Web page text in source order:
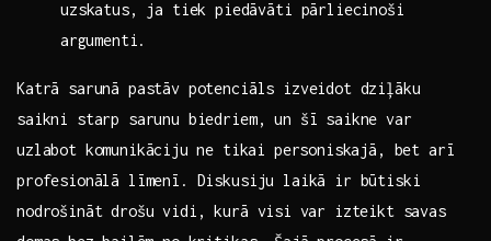
uzskatus, ja tiek piedāvāti pārliecinoši
⁤argumenti.
Katrā sarunā pastāv potenciāls izveidot dziļāku
saikni starp sarunu biedriem, un šī saikne⁢ var⁣
uzlabot komunikāciju ⁢ne⁤ tikai personiskajā, ‍bet arī
profesionālā līmenī. Diskusiju laikā ir būtiski
nodrošināt drošu vidi, kurā visi⁤ var ‍izteikt savas⁢